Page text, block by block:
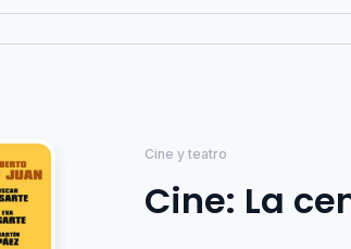
Cine y teatro
Cine: La